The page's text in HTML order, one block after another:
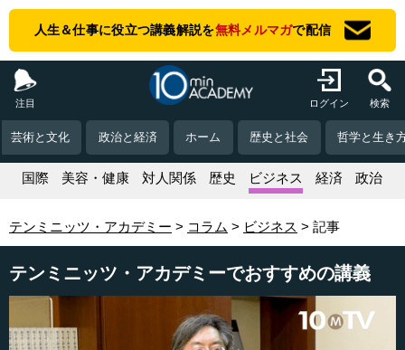
人生＆仕事に役立つ講義解説を無料メルマガで配信
注目 ログイン 検索
芸術と文化 政治と経済 ホーム 歴史と社会 哲学と生き
国際 美容・健康 対人関係 歴史 ビジネス 経済 政治
テンミニッツ・アカデミー コラム ビジネス 記事
テンミニッツ・アカデミーでおすすめの講義